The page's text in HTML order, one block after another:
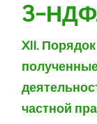
3-
XII.
частной